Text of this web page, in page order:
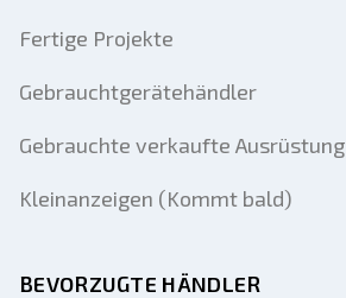
Fertige Projekte
Gebrauchtgerätehändler
Gebrauchte verkaufte Ausrüstung
Kleinanzeigen (Kommt bald)
BEVORZUGTE HÄNDLER